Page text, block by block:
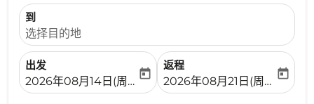
到
选择目的地
出发
fc-booking-departure-date-aria-label
2026年08月14日(周五)
today
返程
fc-booking-return-date-
2026年08月21日(周五)
today